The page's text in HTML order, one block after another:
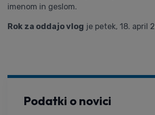
imenom in geslom.
Rok za oddajo vlog je petek, 18. april
Podatki o novici